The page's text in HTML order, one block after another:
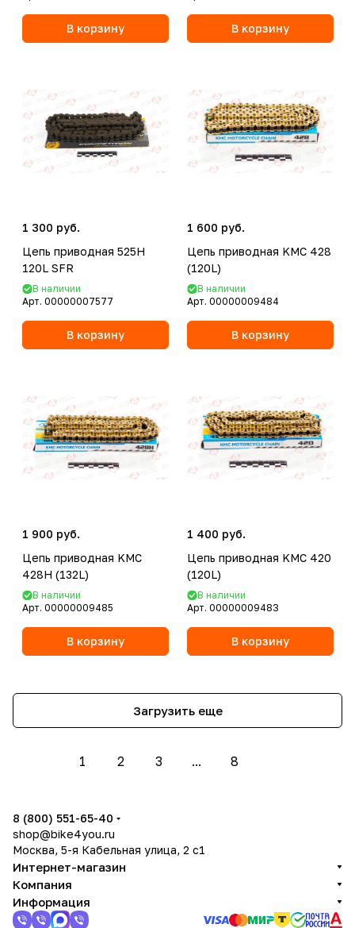
В корзину В корзину
1 300 руб.
Цепь приводная 525H
120L SFR
В наличии
Арт. 00000007577
В корзину
1 600 руб.
Цепь приводная KMC 428
(120L)
В наличии
Арт. 00000009484
В корзину
1 900 руб.
Цепь приводная KMC
428H (132L)
В наличии
Арт. 00000009485
В корзину
1 400 руб.
Цепь приводная KMC 420
(120L)
В наличии
Арт. 00000009483
В корзину
Загрузить еще
1 2 3 ... 8
8 (800) 551-65-40
shop@bike4you.ru
Москва, 5-я Кабельная улица, 2 с1
Интернет-магазин
Компания
Информация